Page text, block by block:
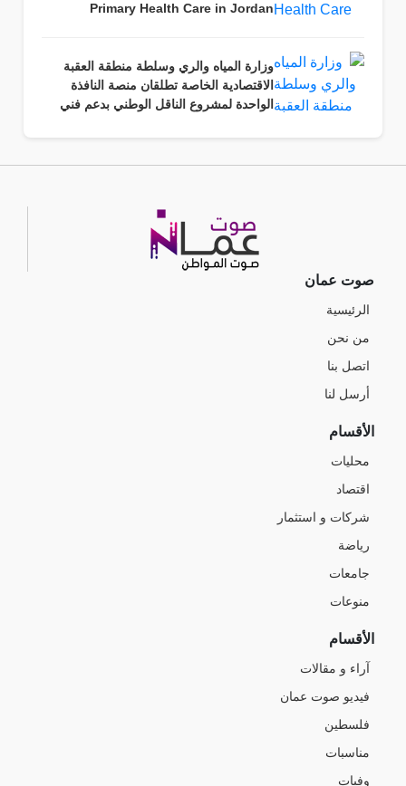
Primary Health Care in Jordan
وزارة المياه والري وسلطة منطقة العقبة
الاقتصادية الخاصة تطلقان منصة النافذة
الواحدة لمشروع الناقل الوطني بدعم فني
صوت عمان
الرئيسية
من نحن
اتصل بنا
أرسل لنا
الأقسام
محليات
اقتصاد
شركات و استثمار
رياضة
جامعات
منوعات
الأقسام
آراء و مقالات
فيديو صوت عمان
فلسطين
مناسبات
وفيات